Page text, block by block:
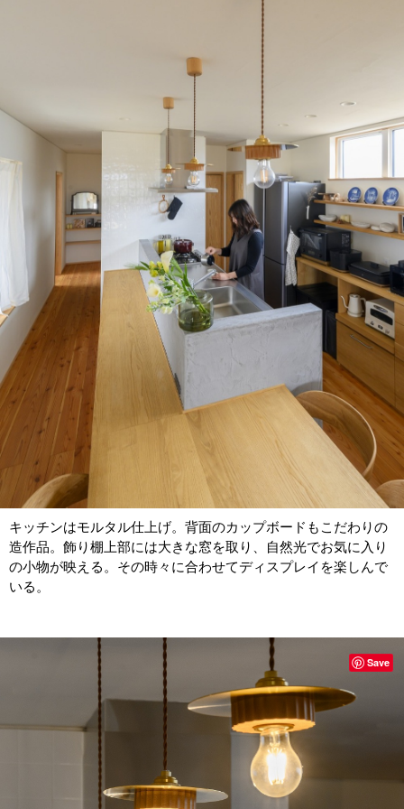
キッチンはモルタル仕上げ。背面のカップボードもこだわりの
造作品。飾り棚上部には大きな窓を取り、自然光でお気に入り
の小物が映える。その時々に合わせてディスプレイを楽しんで
いる。
Save